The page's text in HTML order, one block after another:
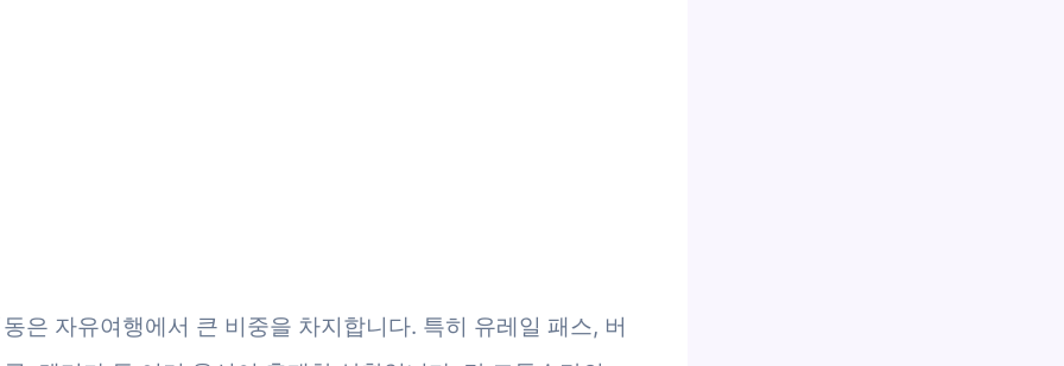
은 자유여행에서 큰 비중을 차지합니다. 특히 유레일 패스, 버